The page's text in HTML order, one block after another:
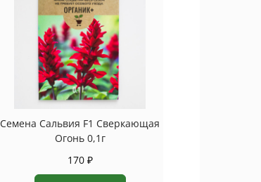
Семена Сальвия F1 Сверкающая
Огонь 0,1г
170 ₽